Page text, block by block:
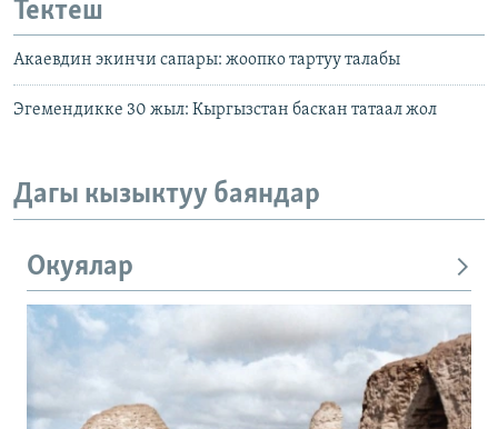
Тектеш
Акаевдин экинчи сапары: жоопко тартуу талабы
Эгемендикке 30 жыл: Кыргызстан баскан татаал жол
Дагы кызыктуу баяндар
Окуялар